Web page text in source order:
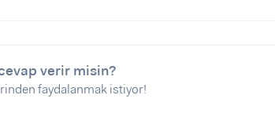
verir misin?
faydalanmak istiyor!